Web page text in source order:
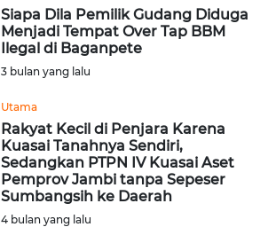
Siapa Dila Pemilik Gudang Diduga
Menjadi Tempat Over Tap BBM
Ilegal di Baganpete
3 bulan yang lalu
Utama
Rakyat Kecil di Penjara Karena
Kuasai Tanahnya Sendiri,
Sedangkan PTPN IV Kuasai Aset
Pemprov Jambi tanpa Sepeser
Sumbangsih ke Daerah
4 bulan yang lalu